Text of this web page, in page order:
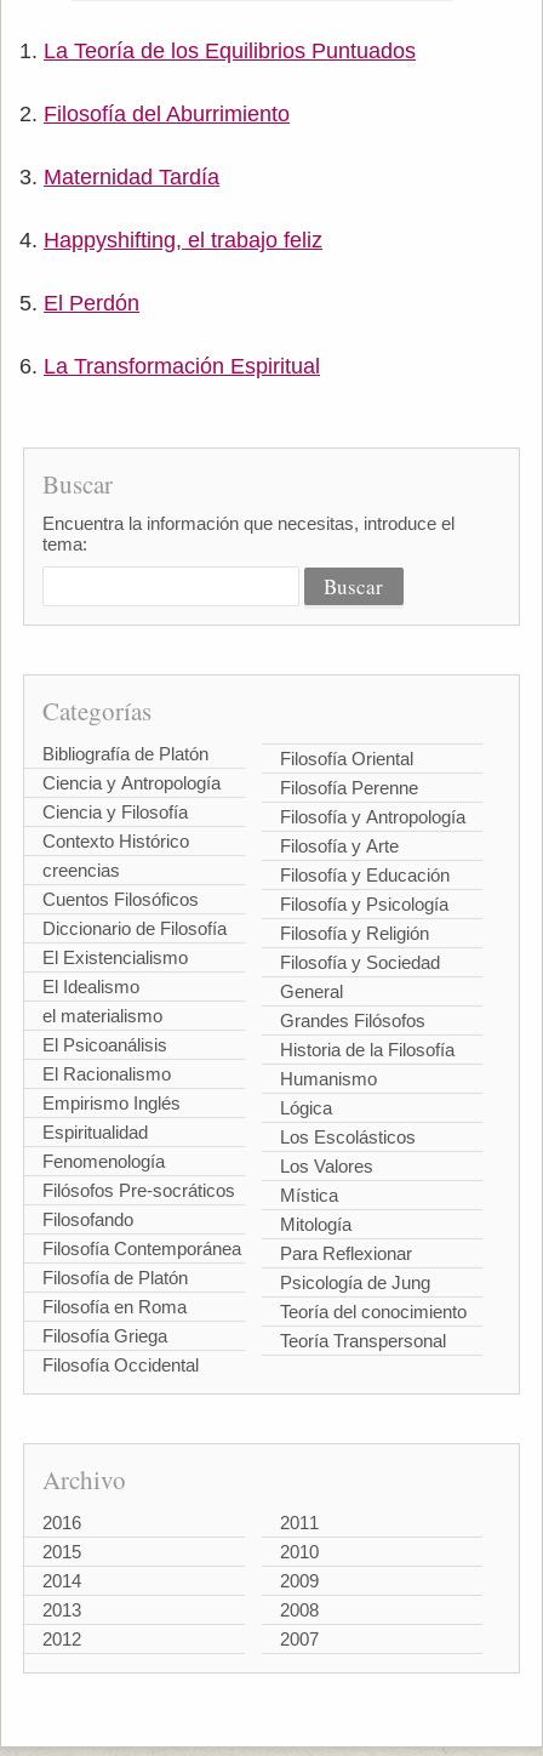
La Teoría de los Equilibrios Puntuados
Filosofía del Aburrimiento
Maternidad Tardía
Happyshifting, el trabajo feliz
El Perdón
La Transformación Espiritual
Buscar
Encuentra la información que necesitas, introduce el
tema:
Categorías
Bibliografía de Platón
Ciencia y Antropología
Ciencia y Filosofía
Contexto Histórico
creencias
Cuentos Filosóficos
Diccionario de Filosofía
El Existencialismo
El Idealismo
el materialismo
El Psicoanálisis
El Racionalismo
Empirismo Inglés
Espiritualidad
Fenomenología
Filósofos Pre-socráticos
Filosofando
Filosofía Contemporánea
Filosofía de Platón
Filosofía en Roma
Filosofía Griega
Filosofía Occidental
Filosofía Oriental
Filosofía Perenne
Filosofía y Antropología
Filosofía y Arte
Filosofía y Educación
Filosofía y Psicología
Filosofía y Religión
Filosofía y Sociedad
General
Grandes Filósofos
Historia de la Filosofía
Humanismo
Lógica
Los Escolásticos
Los Valores
Mística
Mitología
Para Reflexionar
Psicología de Jung
Teoría del conocimiento
Teoría Transpersonal
Archivo
2016
2015
2014
2013
2012
2011
2010
2009
2008
2007